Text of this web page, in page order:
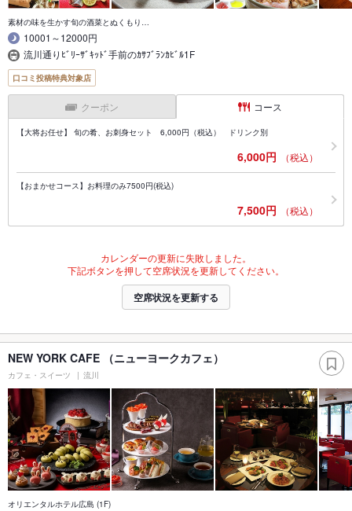
素材の味を生かす旬の酒菜とぬくもり…
10001～12000円
流川通りﾋﾞﾘｰｻﾞｷｯﾄﾞ手前のｶｻﾌﾞﾗﾝｶﾋﾞﾙ1F
口コミ投稿特典対象店
クーポン コース
【大将お任せ】 旬の肴、お刺身セット 6,000円（税込） ドリンク別
6,000円 （税込）
【おまかせコース】お料理のみ7500円(税込)
7,500円 （税込）
カレンダーの更新に失敗しました。
下記ボタンを押して空席状況を更新してください。
空席状況を更新する
NEW YORK CAFE （ニューヨークカフェ）
カフェ・スイーツ 流川
オリエンタルホテル広島 (1F)